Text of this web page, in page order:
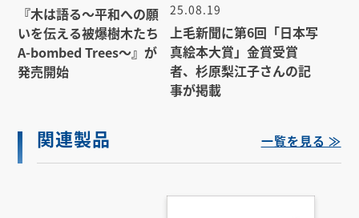
『木は語る〜平和への願
いを伝える被爆樹木たち
A-bombed Trees〜』が
発売開始
25.08.19
上毛新聞に第6回「日本写
真絵本大賞」金賞受賞
者、杉原梨江子さんの記
事が掲載
関連製品 一覧を見る ≫